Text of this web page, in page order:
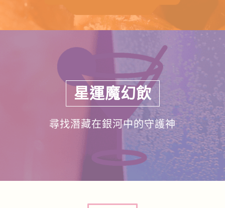
星運魔幻飲
尋找潛藏在銀河中的守護神